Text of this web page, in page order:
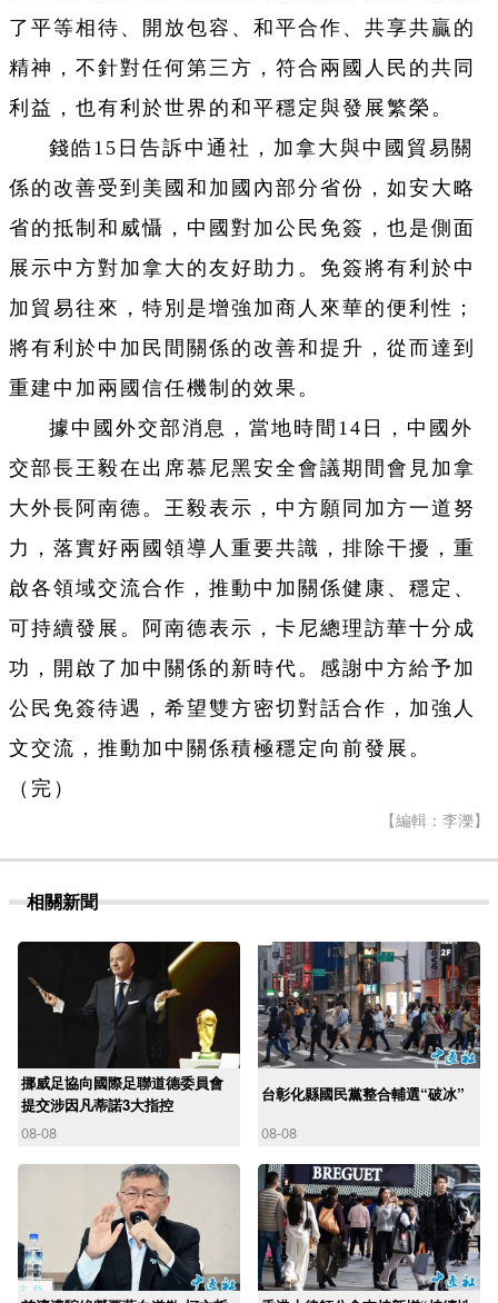
了平等相待、開放包容、和平合作、共享共贏的
精神，不針對任何第三方，符合兩國人民的共同
利益，也有利於世界的和平穩定與發展繁榮。
錢皓15日告訴中通社，加拿大與中國貿易關
係的改善受到美國和加國內部分省份，如安大略
省的抵制和威懾，中國對加公民免簽，也是側面
展示中方對加拿大的友好助力。免簽將有利於中
加貿易往來，特別是增強加商人來華的便利性；
將有利於中加民間關係的改善和提升，從而達到
重建中加兩國信任機制的效果。
據中國外交部消息，當地時間14日，中國外
交部長王毅在出席慕尼黑安全會議期間會見加拿
大外長阿南德。王毅表示，中方願同加方一道努
力，落實好兩國領導人重要共識，排除干擾，重
啟各領域交流合作，推動中加關係健康、穩定、
可持續發展。阿南德表示，卡尼總理訪華十分成
功，開啟了加中關係的新時代。感謝中方給予加
公民免簽待遇，希望雙方密切對話合作，加強人
文交流，推動加中關係積極穩定向前發展。
（完）
【編輯：李濼】
相關新聞
挪威足協向國際足聯道德委員會
提交涉因凡蒂諾3大指控
08-08
台彰化縣國民黨整合輔選“破冰”
08-08